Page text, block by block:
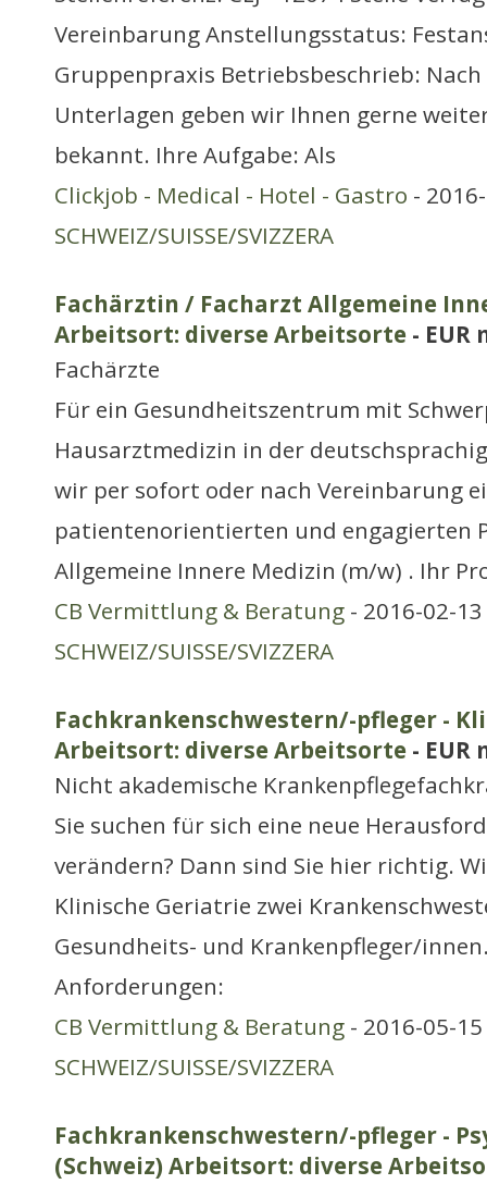
Vereinbarung Anstellungsstatus:
Gruppenpraxis Betriebsbeschrieb:
Unterlagen geben wir Ihnen gerne
bekannt. Ihre Aufgabe: Als
Clickjob - Medical - Hotel - Gastro -
SCHWEIZ/SUISSE/SVIZZERA
Fachärztin / Facharzt Allgemeine
Arbeitsort: diverse Arbeitsorte -
Fachärzte
Für ein Gesundheitszentrum mit
Hausarztmedizin in der
wir per sofort oder nach Vereinbarung
patientenorientierten und engagierten
Allgemeine Innere Medizin (m/w) . Ihr
CB Vermittlung & Beratung - 2016-02-
SCHWEIZ/SUISSE/SVIZZERA
Fachkrankenschwestern/-pfleger -
Arbeitsort: diverse Arbeitsorte -
Nicht akademische
Sie suchen für sich eine neue
verändern? Dann sind Sie hier richtig.
Klinische Geriatrie zwei
Gesundheits- und Krankenpfleger/
Anforderungen:
CB Vermittlung & Beratung - 2016-05-
SCHWEIZ/SUISSE/SVIZZERA
Fachkrankenschwestern/-pfleger -
(Schweiz) Arbeitsort: diverse